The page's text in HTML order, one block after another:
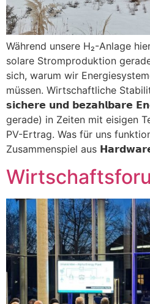
Während unsere H₂-Anlage
solare Stromproduktion
sich, warum wir
müssen. Wirtschaftliche
𝘀𝗶𝗰𝗵𝗲𝗿𝗲 𝘂𝗻𝗱 𝗯𝗲𝘇𝗮𝗵𝗹𝗯𝗮𝗿𝗲
gerade) in Zeiten mit eisigen
PV-Ertrag. Was für uns
Zusammenspiel aus